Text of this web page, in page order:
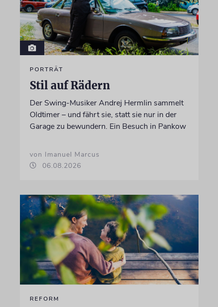
PORTRÄT
Stil auf Rädern
Der Swing-Musiker Andrej Hermlin sammelt
Oldtimer – und fährt sie, statt sie nur in der
Garage zu bewundern. Ein Besuch in Pankow
von Imanuel Marcus
06.08.2026
REFORM